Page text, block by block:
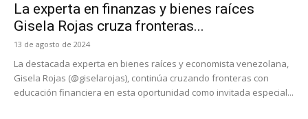
La experta en finanzas y bienes raíces
Gisela Rojas cruza fronteras...
13 de agosto de 2024
La destacada experta en bienes raíces y economista venezolana,
Gisela Rojas (@giselarojas), continúa cruzando fronteras con
educación financiera en esta oportunidad como invitada especial...